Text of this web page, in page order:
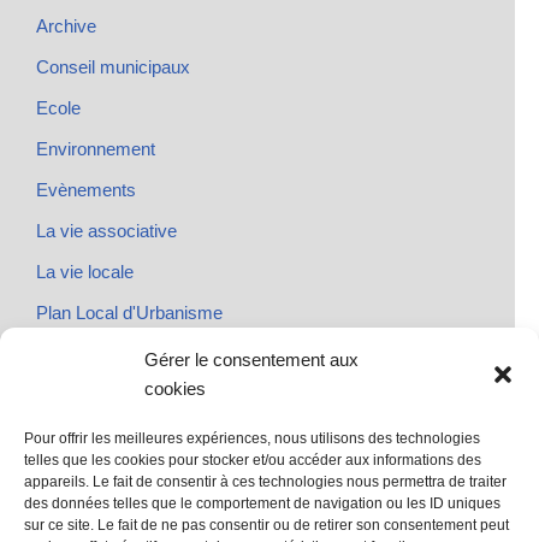
Gérer le consentement aux
cookies
Pour offrir les meilleures expériences, nous utilisons des technologies
telles que les cookies pour stocker et/ou accéder aux informations des
appareils. Le fait de consentir à ces technologies nous permettra de traiter
des données telles que le comportement de navigation ou les ID uniques
sur ce site. Le fait de ne pas consentir ou de retirer son consentement peut
Archive
Conseil municipaux
Ecole
Environnement
Evènements
La vie associative
La vie locale
Plan Local d'Urbanisme
@ Sainte Marie des Champs